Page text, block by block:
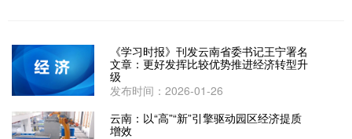
《学习时报》刊发云南省委书记王宁署名
文章：更好发挥比较优势推进经济转型升
级
发布时间：2026-01-26
云南：以“高”“新”引擎驱动园区经济提质
增效